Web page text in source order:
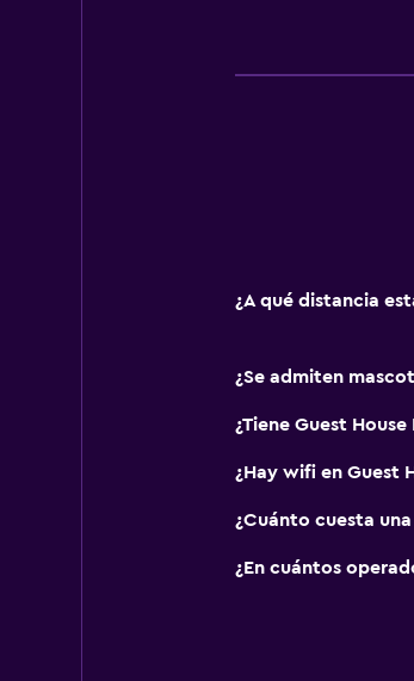
La comida se puede
Botiquín de
¿A qué distancia
¿Se admiten
¿Tiene Guest House
¿Hay wifi en Guest
¿Cuánto cuesta
¿En cuántos